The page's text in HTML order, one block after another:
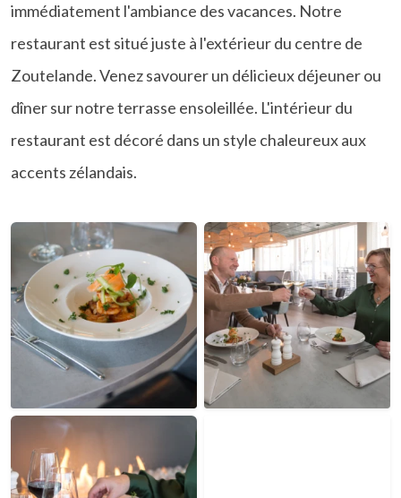
immédiatement l'ambiance des vacances. Notre
restaurant est situé juste à l'extérieur du centre de
Zoutelande. Venez savourer un délicieux déjeuner ou
dîner sur notre terrasse ensoleillée. L'intérieur du
restaurant est décoré dans un style chaleureux aux
accents zélandais.